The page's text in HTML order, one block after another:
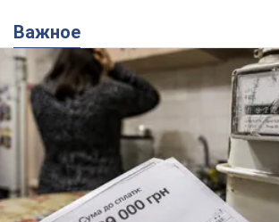
Важное